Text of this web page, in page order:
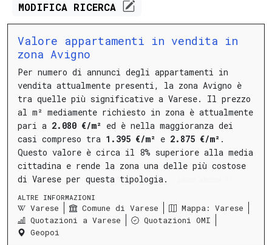
MODIFICA RICERCA
Valore appartamenti in vendita in
zona Avigno
Per numero di annunci degli appartamenti in
vendita attualmente presenti, la zona Avigno è
tra quelle più significative a Varese.
Il prezzo
al m² mediamente richiesto in zona è attualmente
pari a 2.080 €/m² ed è nella maggioranza dei
casi compreso tra 1.395 €/m² e 2.875 €/m² .
Questo valore è circa il 8% superiore alla media
cittadina e rende la zona una delle più costose
di Varese per questa tipologia.
ALTRE INFORMAZIONI
Varese Comune di Varese
Mappa: Varese
Quotazioni a Varese
Quotazioni OMI
Geopoi